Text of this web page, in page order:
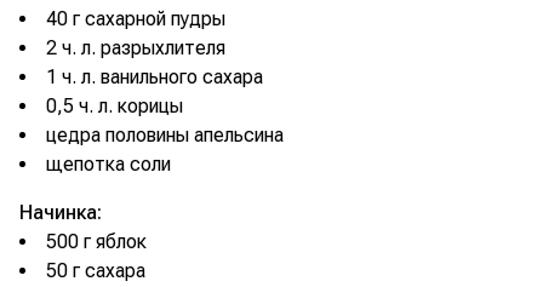
40 г сахарной пудры
2 ч. л. разрыхлителя
1 ч. л. ванильного сахара
0,5 ч. л. корицы
цедра половины апельсина
щепотка соли
Начинка:
500 г яблок
50 г сахара